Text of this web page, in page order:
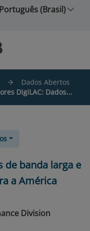
Português (Brasil)
Dados Abertos
DigiLAC: Dados...
de banda larga e
a América
Division